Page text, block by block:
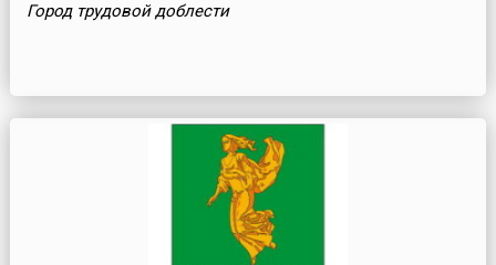
Город трудовой доблести